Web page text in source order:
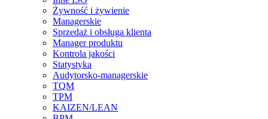
Żywność i żywienie
Managerskie
Sprzedaż i obsługa klienta
Manager produktu
Kontrola jakości
Statystyka
Audytorsko-managerskie
TQM
TPM
KAIZEN/LEAN